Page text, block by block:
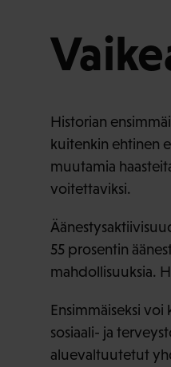
Historian
kuitenkin ehtinen
muutamia
voitettaviksi.
55 prosentin
mahdollisuuksia.
Ensimmäiseksi
sosiaali- ja
aluevaltuutetut